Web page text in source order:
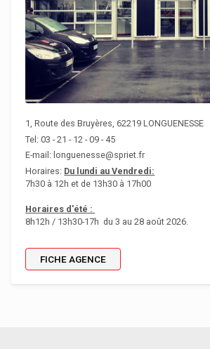
1, Route des Bruyères, 62219 LONGUENESSE
Tel: 03 - 21 - 12 - 09 - 45
E-mail: longuenesse@spriet.fr
Horaires: Du lundi au Vendredi:
7h30 à 12h et de 13h30 à 17h00
Horaires d'été :
8h12h / 13h30-17h du 3 au 28 août 2026.
FICHE AGENCE